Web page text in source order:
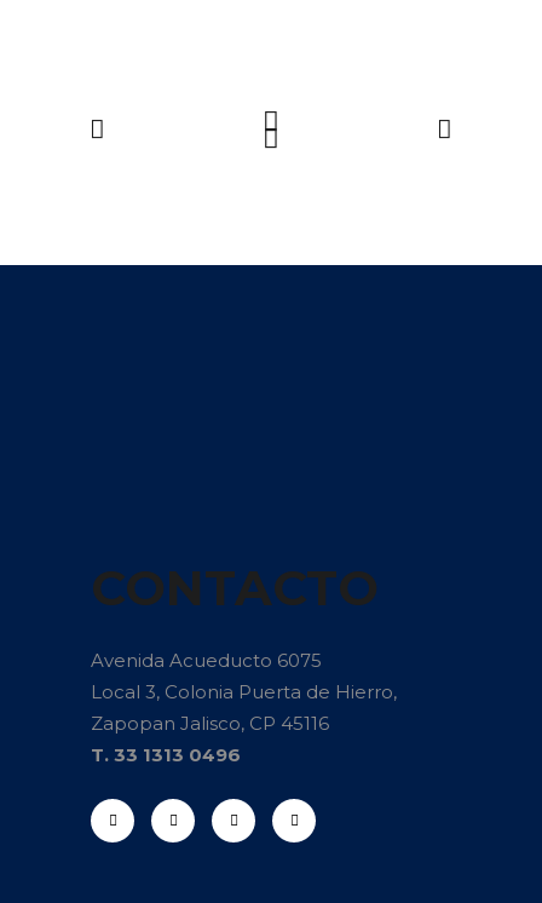
CONTACTO
Avenida Acueducto 6075
Local 3, Colonia Puerta de Hierro,
Zapopan Jalisco, CP 45116
T. 33 1313 0496